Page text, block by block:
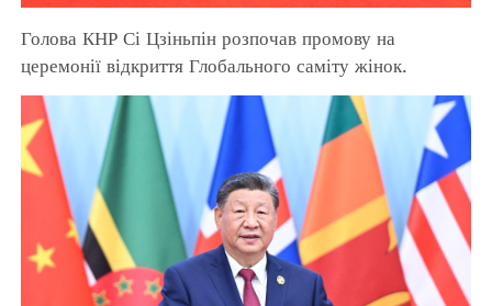
Голова КНР Сі Цзіньпін розпочав промову на
церемонії відкриття Глобального саміту жінок.